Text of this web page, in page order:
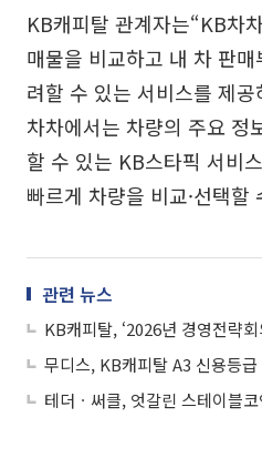
KB캐피탈 관계자는“KB차
매물을 비교하고 내 차 판
려할 수 있는 서비스를 제
차차에서는 차량의 주요 정
할 수 있는 KB스타픽 서비
빠르게 차량을 비교·선택할
관련 뉴스
테더ㆍ써클, 엇갈린 스테이블